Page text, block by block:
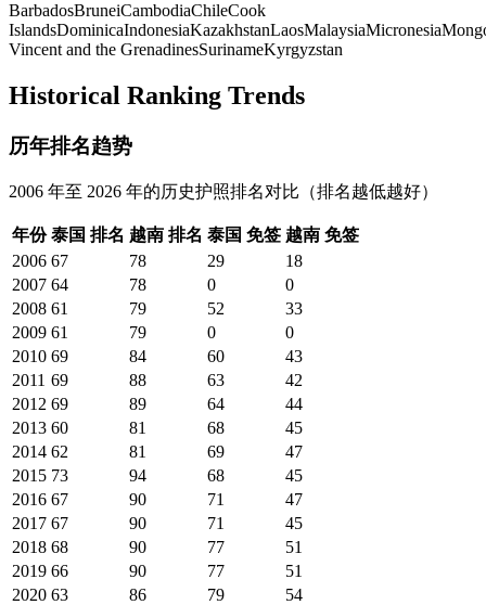
BarbadosBruneiCambodiaChileCook
IslandsDominicaIndonesiaKazakhstanLaosMalaysiaMicronesia
Vincent and the GrenadinesSurinameKyrgyzstan
Historical Ranking Trends
历年排名趋势
2006 年至 2026 年的历史护照排名对比（排名越低越好）
年份 泰国 排名 越南 排名 泰国 免签 越南 免签
2006 67 78 29
18
2007 64 78 0
0
2008 61 79 52
33
2009 61 79 0
0
2010 69 84 60
43
2011 69 88 63
42
2012 69 89 64
44
2013 60 81 68
45
2014 62 81 69
47
2015 73 94 68
45
2016 67 90 71
47
2017 67 90 71
45
2018 68 90 77
51
2019 66 90 77
51
2020 63 86 79
54